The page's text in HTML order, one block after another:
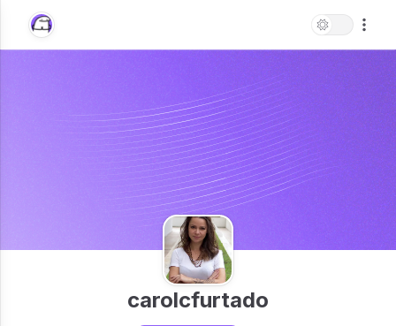
carolcfurtado